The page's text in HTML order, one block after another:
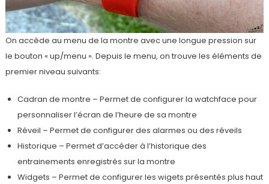
On accède au menu de la montre avec une longue pression sur
le bouton « up/menu ». Depuis le menu, on trouve les éléments de
premier niveau suivants:
Cadran de montre – Permet de configurer la watchface pour
personnaliser l’écran de l’heure de sa montre
Réveil – Permet de configurer des alarmes ou des réveils
Historique – Permet d’accéder à l’historique des
entrainements enregistrés sur la montre
Widgets – Permet de configurer les wigets présentés plus haut